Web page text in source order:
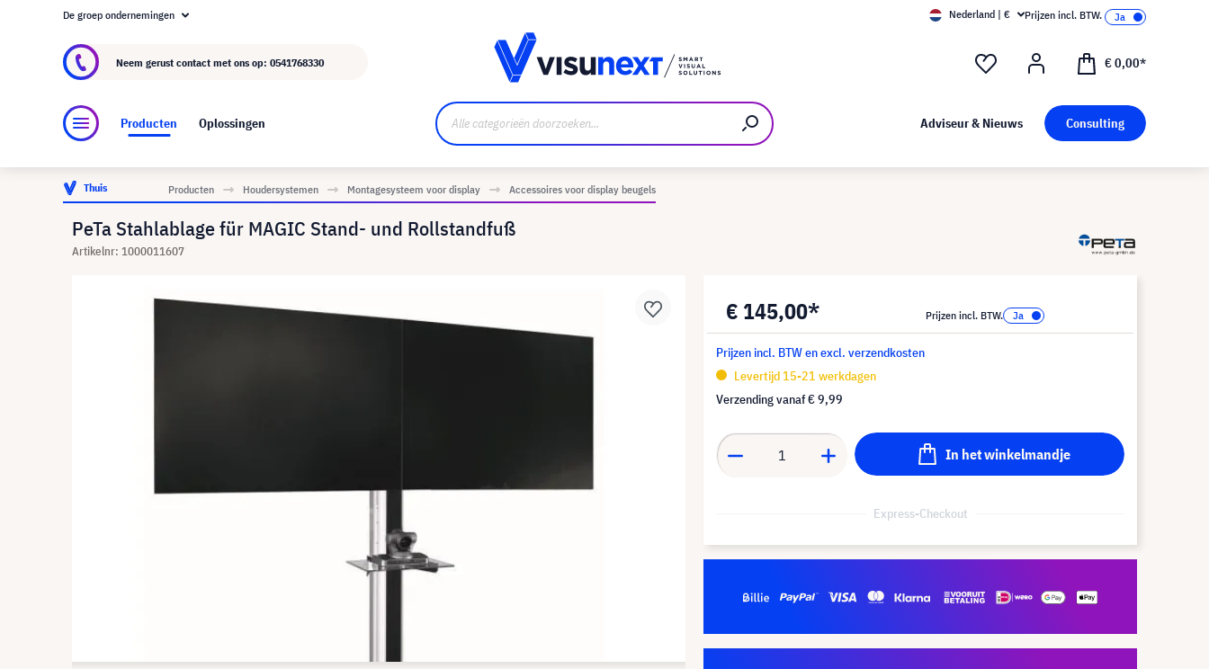
Over visunext.nl
De groep ondernemingen Nederland | € Prijzen incl. BTW.
Neem gerust contact met ons op: 0541768330 € 0,00*
Producten Oplossingen Adviseur & Nieuws Consulting
Thuis Producten Houdersystemen Montagesysteem voor display Accessoires voor display beugels
PeTa Stahlablage für MAGIC Stand- und Rollstandfuß
Artikelnr: 1000011607
€ 145,00* Prijzen incl. BTW.
Prijzen incl. BTW en excl. verzendkosten
Levertijd 15-21 werkdagen
Verzending vanaf€ 9,99
In het winkelmandje
Express-Checkout